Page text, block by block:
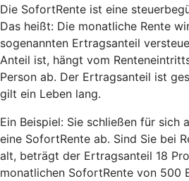
Die SofortRente ist eine
Das heißt: Die monatliche Rente
sogenannten Ertragsanteil
Anteil ist, hängt vom
Person ab. Der Ertragsanteil ist
gilt ein Leben lang.
Ein Beispiel: Sie schließen für sich
eine SofortRente ab. Sind Sie bei
alt, beträgt der Ertragsanteil 18
monatlichen SofortRente von 500